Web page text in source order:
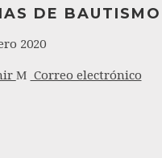
DE BAUTISMO
2020
Correo electrónico